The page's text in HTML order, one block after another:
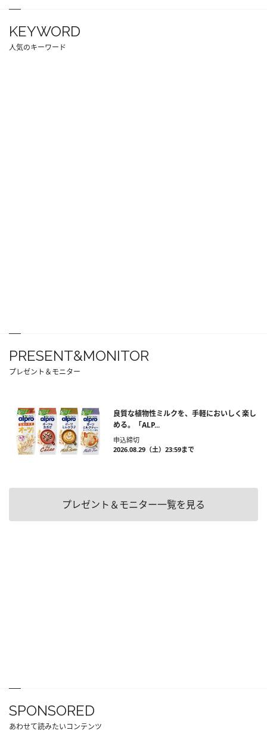
KEYWORD
人気のキーワード
PRESENT&MONITOR
プレゼント＆モニター
良質な植物性ミルクを、手軽においしく楽し
める。「ALP...
申込締切
2026.08.29（土）23:59まで
プレゼント＆モニター一覧を見る
SPONSORED
あわせて読みたいコンテンツ